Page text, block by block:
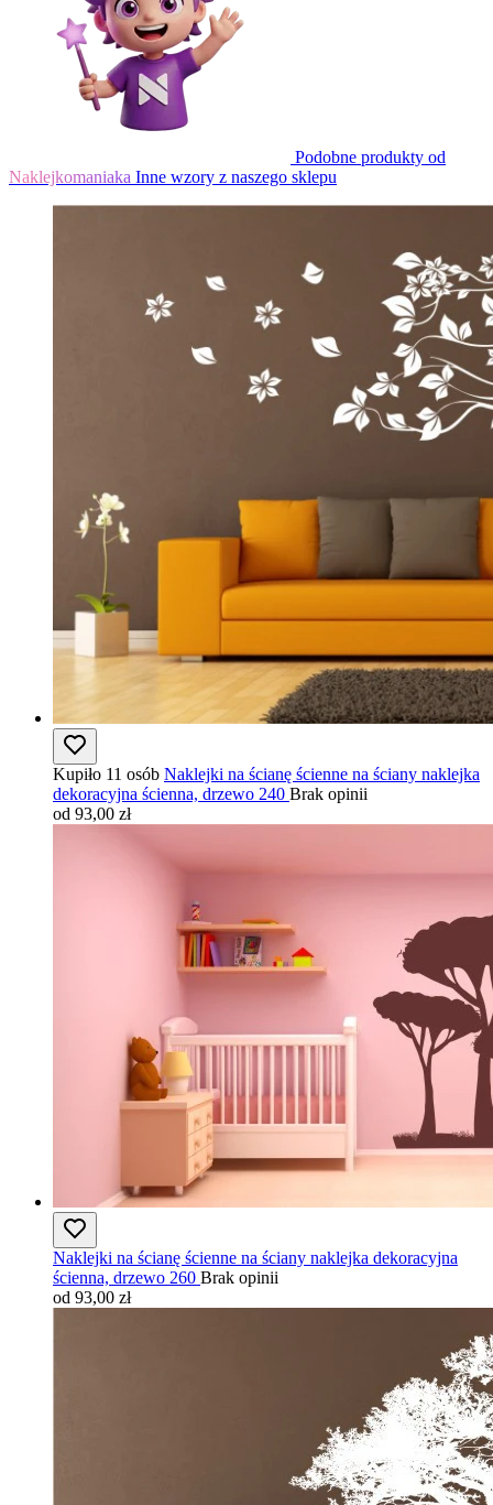
Podobne produkty od
Naklejkomaniaka Inne wzory z naszego sklepu
Kupiło 11 osób Naklejki na ścianę ścienne na ściany naklejka
dekoracyjna ścienna, drzewo 240 Brak opinii
od 93,00 zł
Naklejki na ścianę ścienne na ściany naklejka dekoracyjna
ścienna, drzewo 260 Brak opinii
od 93,00 zł